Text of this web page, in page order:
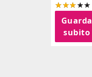
Guarda
subito